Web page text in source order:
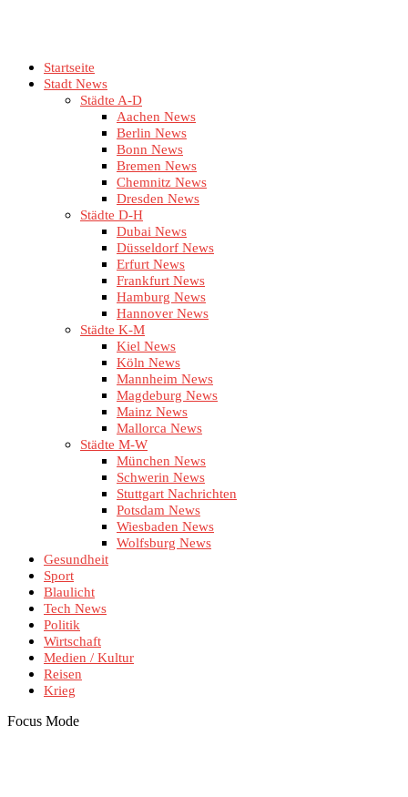
Startseite
Stadt News
Städte A-D
Aachen News
Berlin News
Bonn News
Bremen News
Chemnitz News
Dresden News
Städte D-H
Dubai News
Düsseldorf News
Erfurt News
Frankfurt News
Hamburg News
Hannover News
Städte K-M
Kiel News
Köln News
Mannheim News
Magdeburg News
Mainz News
Mallorca News
Städte M-W
München News
Schwerin News
Stuttgart Nachrichten
Potsdam News
Wiesbaden News
Wolfsburg News
Gesundheit
Sport
Blaulicht
Tech News
Politik
Wirtschaft
Medien / Kultur
Reisen
Krieg
Focus Mode